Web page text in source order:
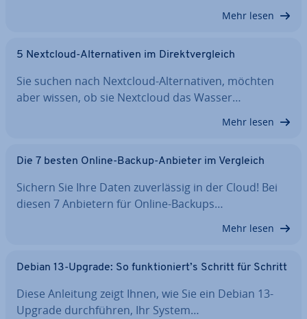
Mehr lesen
5 Nextcloud-Al­ter­na­ti­ven im Di­rekt­ver­gleich
Sie suchen nach Nextcloud-Al­ter­na­ti­ven, möchten
aber wissen, ob sie Nextcloud das Wasser…
Mehr lesen
Die 7 besten Online-Backup-Anbieter im Vergleich
Sichern Sie Ihre Daten zu­ver­läs­sig in der Cloud! Bei
diesen 7 Anbietern für Online-Backups…
Mehr lesen
Debian 13-Upgrade: So funk­tio­niert’s Schritt für Schritt
Diese Anleitung zeigt Ihnen, wie Sie ein Debian 13-
Upgrade durch­füh­ren, Ihr System…